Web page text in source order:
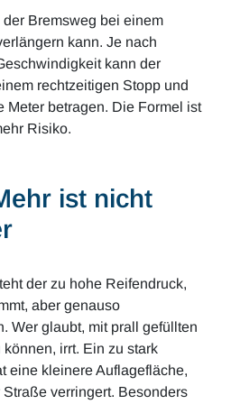
Bremsweg bei einem
kann. Je nach
kann der
rechtzeitigen Stopp und
Meter betragen. Die Formel ist
Risiko.
ist nicht
der zu hohe Reifendruck,
aber genauso
Wer glaubt, mit prall gefüllten
irrt. Ein zu stark
eine kleinere Auflagefläche,
verringert. Besonders